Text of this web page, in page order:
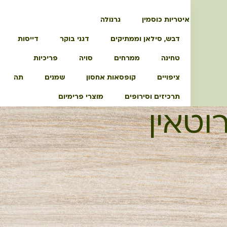
איטריות כוסמין גרנולה
דבש, סילאן וממתיקים דגני בוקר דייסות
טחינה ממרחים סויה פריכיות
ציפויים קופסאות אחסון שמנים תה
תרכיזים וסירופים מוצרי פרימיום